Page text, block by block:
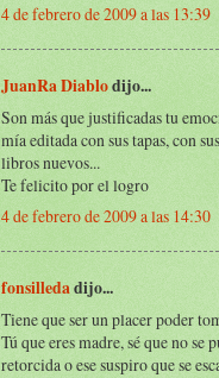
4 de febrero de 2009 a las 13:39
JuanRa Diablodijo...
Son más que justificadas tu
mía editada con sus tapas, con
libros nuevos...
Te felicito por el logro
4 de febrero de 2009 a las 14:30
fonsilledadijo...
Tiene que ser un placer poder
Tú que eres madre, sé que no se
retorcida o ese suspiro que se